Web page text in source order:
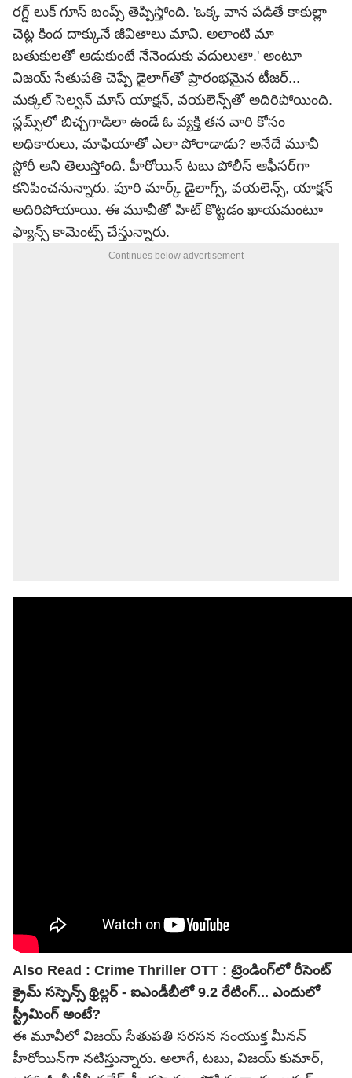
రగ్డ్ లుక్‌ గూస్ బంప్స్ తెప్పిస్తోంది. 'ఒక్క వాన పడితే కాకుల్లా
చెట్ల కింద దాక్కునే జీవితాలు మావి. అలాంటి మా
బతుకులతో ఆడుకుంటే నేనెందుకు వదులుతా.' అంటూ
విజయ్ సేతుపతి చెప్పే డైలాగ్‌తో ప్రారంభమైన టీజర్...
మక్కల్ సెల్వన్ మాస్ యాక్షన్, వయలెన్స్‌తో అదిరిపోయింది.
స్లమ్స్‌లో బిచ్చగాడిలా ఉండే ఓ వ్యక్తి తన వారి కోసం
అధికారులు, మాఫియాతో ఎలా పోరాడాడు? అనేదే మూవీ
స్టోరీ అని తెలుస్తోంది. హీరోయిన్ టబు పోలీస్ ఆఫీసర్‌గా
కనిపించనున్నారు. పూరి మార్క్ డైలాగ్స్, వయలెన్స్, యాక్షన్
అదిరిపోయాయి. ఈ మూవీతో హిట్ కొట్టడం ఖాయమంటూ
ఫ్యాన్స్ కామెంట్స్ చేస్తున్నారు.
Continues below advertisement
Also Read : Crime Thriller OTT : ట్రెండింగ్‌లో రీసెంట్
క్రైమ్ సస్పెన్స్ థ్రిల్లర్ - ఐఎండీబీలో 9.2 రేటింగ్... ఎందులో
స్ట్రీమింగ్ అంటే?
ఈ మూవీలో విజయ్ సేతుపతి సరసన సంయుక్త మీనన్
హీరోయిన్‌గా నటిస్తున్నారు. అలాగే, టబు, విజయ్ కుమార్,